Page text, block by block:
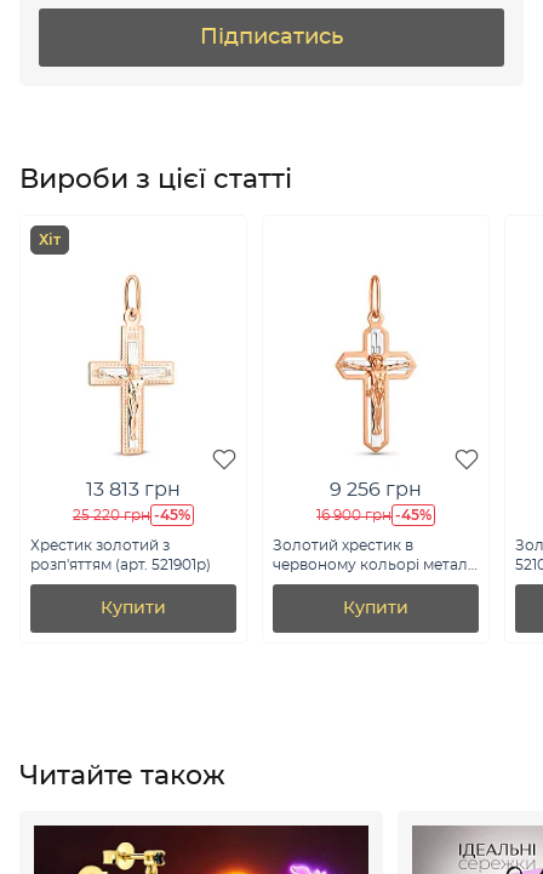
Підписатись
Вироби з цієї статті
Хіт
13 813 грн
25 220 грн -45%
Хрестик золотий з
розп'яттям (арт. 521901р)
Купити
9 256 грн
16 900 грн -45%
Золотий хрестик в
червоному кольорі металу
(арт. 520601)
Купити
Читайте також